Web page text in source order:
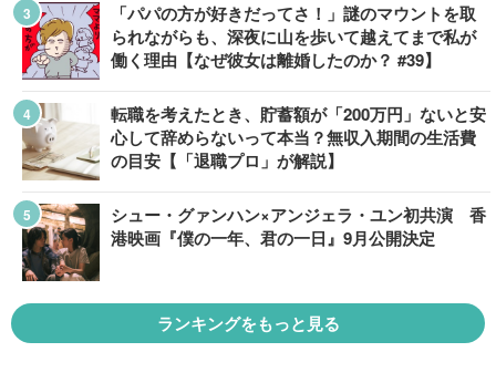
「パパの方が好きだってさ！」謎のマウントを取
られながらも、深夜に山を歩いて越えてまで私が
働く理由【なぜ彼女は離婚したのか？ #39】
転職を考えたとき、貯蓄額が「200万円」ないと安
心して辞めらないって本当？無収入期間の生活費
の目安【「退職プロ」が解説】
シュー・グァンハン×アンジェラ・ユン初共演 香
港映画『僕の一年、君の一日』9月公開決定
ランキングをもっと見る